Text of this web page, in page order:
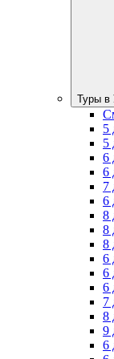
Туры в
5
5
6
6
7
6
8
8
8
6
6
6
7
8
9
6